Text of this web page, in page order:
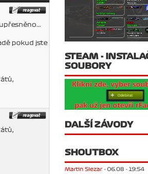
pokud jste
STEAM -
SOUBORY
DALŠÍ ZÁVODY
SHOUTBOX
Martin Slezar - 06.08 - 19:54